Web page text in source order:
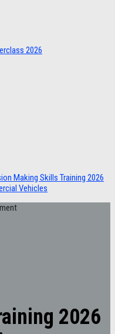
2026
Making Skills Training 2026
Vehicles
2026